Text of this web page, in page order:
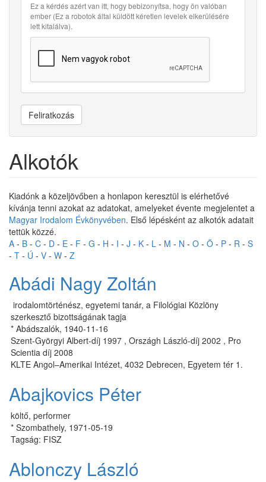
Ez a kérdés azért van itt, hogy bebizonyítsa, hogy ön valóban
ember (Ez a robotok által küldött kéretlen levelek elkerülésére
lett kitalálva).
Feliratkozás
Alkotók
Kiadónk a közeljövőben a honlapon keresztül is elérhetővé
kívánja tenni azokat az adatokat, amelyeket évente megjelentet a
Magyar Irodalom Évkönyvében. Első lépésként az alkotók adatait
tettük közzé.
A - B - C - D - E - F - G - H - I - J - K - L - M - N - O - Ö - P - R - S
- T - Ú - V - W - Z
Abádi Nagy Zoltán
irodalomtörténész, egyetemi tanár, a Filológiai Közlöny
szerkesztő bizottságának tagja
* Abádszalók, 1940-11-16
Szent-Györgyi Albert-díj 1997 , Országh László-díj 2002 , Pro
Scientia díj 2008
KLTE An­gol–Ame­ri­kai In­té­zet, 4032 Deb­re­cen, Egye­tem tér 1.
Abajkovics Péter
költő, performer
* Szombathely, 1971-05-19
Tagság: FISZ
Ablonczy László